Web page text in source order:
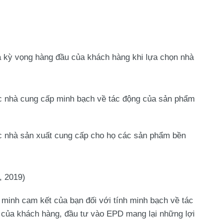
vọng hàng đầu của khách hàng khi lựa chọn nhà
cung cấp minh bạch về tác động của sản phẩm
sản xuất cung cấp cho họ các sản phẩm bền
2019)
cam kết của bạn đối với tính minh bạch về tác
khách hàng, đầu tư vào EPD mang lại những lợi